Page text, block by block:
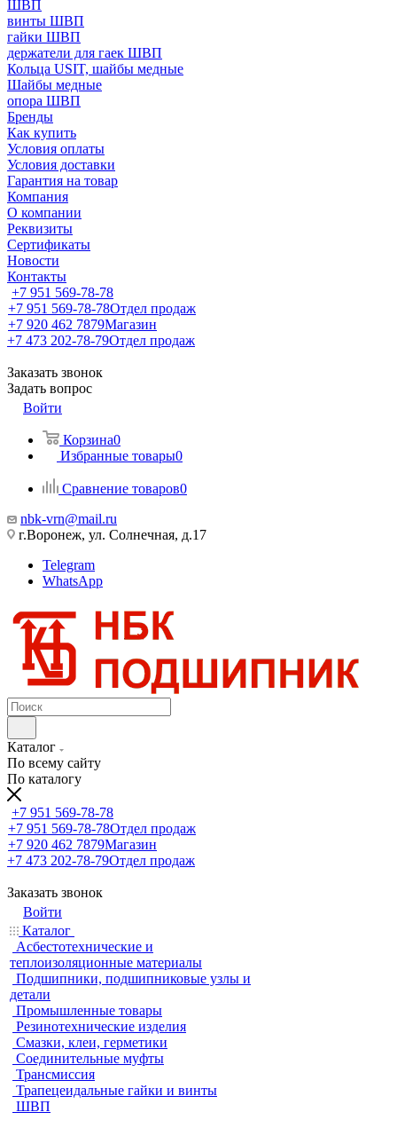
ШВП
винты ШВП
гайки ШВП
держатели для гаек ШВП
Кольца USIT, шайбы медные
Шайбы медные
опора ШВП
Бренды
Как купить
Условия оплаты
Условия доставки
Гарантия на товар
Компания
О компании
Реквизиты
Сертификаты
Новости
Контакты
+7 951 569-78-78
+7 951 569-78-78Отдел продаж
+7 920 462 7879Магазин
+7 473 202-78-79Отдел продаж
Заказать звонок
Задать вопрос
Войти
Корзина0
Избранные товары0
Сравнение товаров0
nbk-vrn@mail.ru
г.Воронеж, ул. Солнечная, д.17
Telegram
WhatsApp
Каталог
По всему сайту
По каталогу
+7 951 569-78-78
+7 951 569-78-78Отдел продаж
+7 920 462 7879Магазин
+7 473 202-78-79Отдел продаж
Заказать звонок
Войти
Каталог
Асбестотехнические и
теплоизоляционные материалы
Подшипники, подшипниковые узлы и
детали
Промышленные товары
Резинотехнические изделия
Смазки, клеи, герметики
Соединительные муфты
Трансмиссия
Трапецеидальные гайки и винты
ШВП